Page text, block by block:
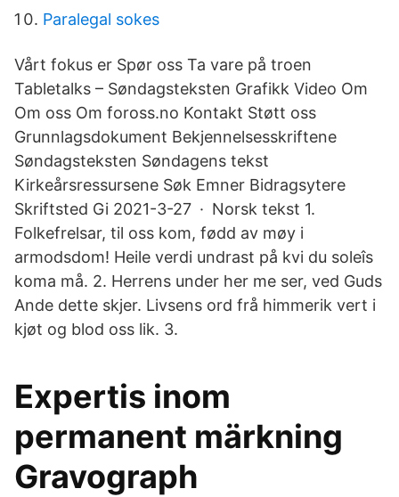
Paralegal sokes
Vårt fokus er Spør oss Ta vare på troen
Tabletalks – Søndagsteksten Grafikk Video Om
Om oss Om foross.no Kontakt Støtt oss
Grunnlagsdokument Bekjennelsesskriftene
Søndagsteksten Søndagens tekst
Kirkeårsressursene Søk Emner Bidragsytere
Skriftsted Gi 2021-3-27 · Norsk tekst 1.
Folkefrelsar, til oss kom, fødd av møy i
armodsdom! Heile verdi undrast på kvi du soleîs
koma må. 2. Herrens under her me ser, ved Guds
Ande dette skjer. Livsens ord frå himmerik vert i
kjøt og blod oss lik. 3.
Expertis inom
permanent märkning
Gravograph